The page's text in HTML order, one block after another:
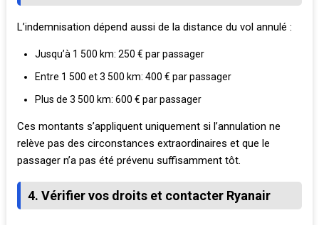
L’indemnisation dépend aussi de la distance du vol annulé :
Jusqu’à 1 500 km: 250 € par passager
Entre 1 500 et 3 500 km: 400 € par passager
Plus de 3 500 km: 600 € par passager
Ces montants s’appliquent uniquement si l’annulation ne
relève pas des circonstances extraordinaires et que le
passager n’a pas été prévenu suffisamment tôt.
4. Vérifier vos droits et contacter Ryanair